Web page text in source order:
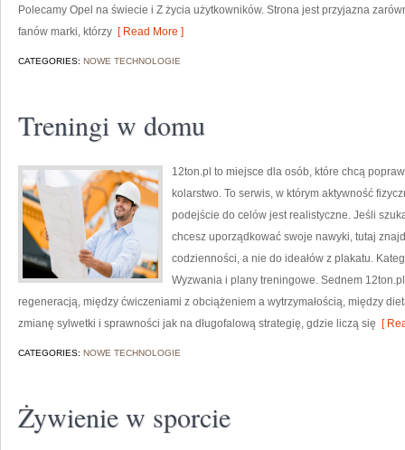
Polecamy Opel na świecie i Z życia użytkowników. Strona jest przyjazna
fanów marki, którzy [ Read More ]
CATEGORIES: NOWE TECHNOLOGIE
Treningi w domu
12ton.pl to miejsce dla osób, które chcą
kolarstwo. To serwis, w którym aktywność
podejście do celów jest realistyczne. Jeśli
chcesz uporządkować swoje nawyki, tutaj
codzienności, a nie do ideałów z plakatu.
Wyzwania i plany treningowe. Sednem
regeneracją, między ćwiczeniami z obciążeniem a wytrzymałością, między
zmianę sylwetki i sprawności jak na długofalową strategię, gdzie liczą się [
CATEGORIES: NOWE TECHNOLOGIE
Żywienie w sporcie